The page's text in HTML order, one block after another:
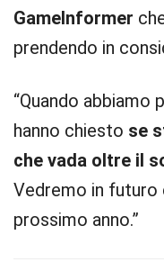
GameInformer
prendendo in
“Quando abbiamo
hanno chiesto se
che vada oltre il
Vedremo in futuro
prossimo anno.”